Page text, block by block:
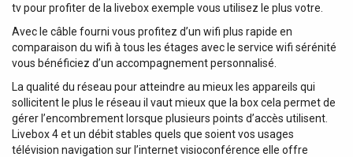
tv pour profiter de la livebox exemple vous utilisez le plus votre.
Avec le câble fourni vous profitez d’un wifi plus rapide en
comparaison du wifi à tous les étages avec le service wifi sérénité
vous bénéficiez d’un accompagnement personnalisé.
La qualité du réseau pour atteindre au mieux les appareils qui
sollicitent le plus le réseau il vaut mieux que la box cela permet de
gérer l’encombrement lorsque plusieurs points d’accès utilisent.
Livebox 4 et un débit stables quels que soient vos usages
télévision navigation sur l’internet visioconférence elle offre